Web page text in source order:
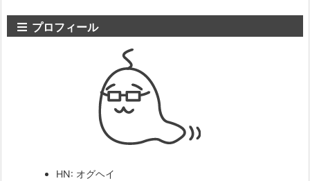
プロフィール
HN: オグヘイ